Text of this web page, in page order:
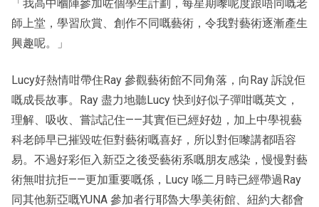
「我高中嗰陣參加咗個學生計劃，每星期嚟呢度跟唔同嘅老
師上堂，學習欣賞、創作不同嘅藝術，令我對藝術逐漸產生
興趣呢。」
Lucy好熱情咁帶住Ray 參觀藝術館不同角落，向Ray 訴說佢
嘅成長故事。Ray 盡力地聽Lucy 快到好似子彈咁嘅英文，
理解、吸收、嘗試記住——其實佢已經好攰，加上中學視藝
科老師早已摧毀咗佢對藝術嘅喜好，所以對佢嚟講都唔容
易。不過好彩佢入新亞之後受藝術系嘅朋友感染，慢慢對藝
術無咁抗拒——更加重要嘅係，Lucy 喺二月時已經帶過Ray
同其他新亞嘅YUNA 參加者行耶魯大學美術館、紐約大都會